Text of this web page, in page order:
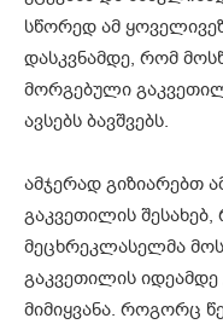
სწორედ ამ
დასკვნამდე, რომ
მორგებული
ავსებს ბავშვებს.
ამჯერად გიზიარებთ
გაკვეთილის
მეცხრეკლასელმა
გაკვეთილის იდეამდე
მიმიყვანა. როგორც